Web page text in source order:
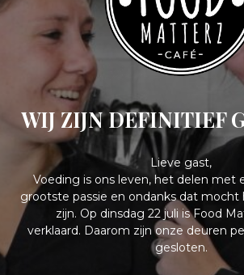
WIJ ZIJN DEFINITIEF
Lieve gast,
Voeding is ons leven, het delen met
grootste passie en ondanks dat mocht
zijn. Op dinsdag 22 juli is Food
verklaard. Daarom zijn onze deuren
gesloten.